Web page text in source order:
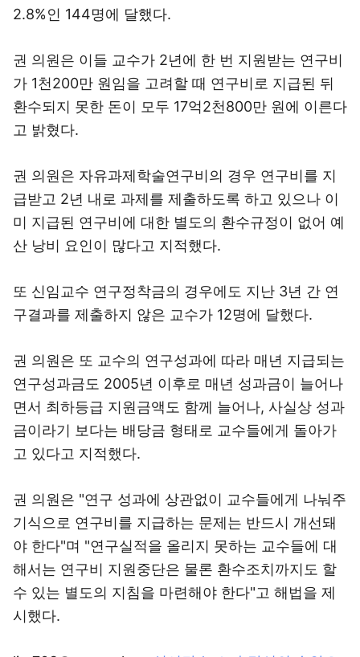
2.8%인 144명에 달했다.
권 의원은 이들 교수가 2년에 한 번 지원받는 연구비
가 1천200만 원임을 고려할 때 연구비로 지급된 뒤
환수되지 못한 돈이 모두 17억2천800만 원에 이른다
고 밝혔다.
권 의원은 자유과제학술연구비의 경우 연구비를 지
급받고 2년 내로 과제를 제출하도록 하고 있으나 이
미 지급된 연구비에 대한 별도의 환수규정이 없어 예
산 낭비 요인이 많다고 지적했다.
또 신임교수 연구정착금의 경우에도 지난 3년 간 연
구결과를 제출하지 않은 교수가 12명에 달했다.
권 의원은 또 교수의 연구성과에 따라 매년 지급되는
연구성과금도 2005년 이후로 매년 성과금이 늘어나
면서 최하등급 지원금액도 함께 늘어나, 사실상 성과
금이라기 보다는 배당금 형태로 교수들에게 돌아가
고 있다고 지적했다.
권 의원은 "연구 성과에 상관없이 교수들에게 나눠주
기식으로 연구비를 지급하는 문제는 반드시 개선돼
야 한다"며 "연구실적을 올리지 못하는 교수들에 대
해서는 연구비 지원중단은 물론 환수조치까지도 할
수 있는 별도의 지침을 마련해야 한다"고 해법을 제
시했다.